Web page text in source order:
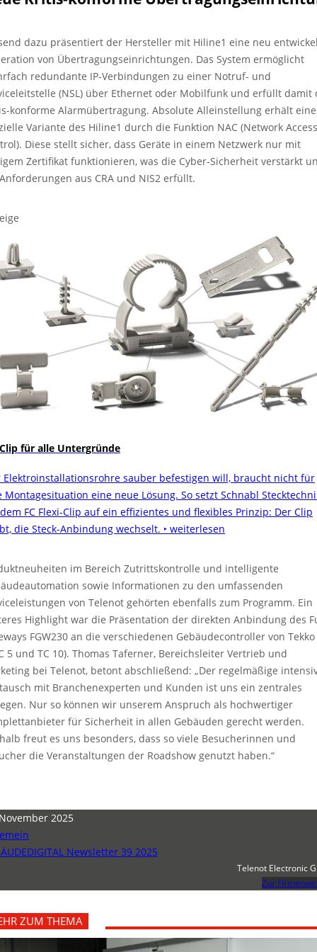
dazu präsentiert der Hersteller mit Hiline1 eine neu
von Übertragungseinrichtungen. Das System ermöglicht
redundante IP-Verbindungen zu einer Notruf- und
(NSL) über Ethernet oder Mobilfunk und erfüllt damit
konforme Alarmübertragung. Absolute Alleinstellung erhält eine
Variante des Hiline1 durch die Funktion NAC (Network Access
Diese stellt sicher, dass Geräte in einem Netzwerk nur mit
Zertifikat funktionieren, was die Cyber-Sicherheit verstärkt
aus CRA und NIS2 erfüllt.
für alle Untergründe
Elektroinstallationsrohre sauber befestigen will, braucht nicht für
Montagesituation eine neue Lösung. So setzt Schnabl
FC Flexi-Clip auf ein effizientes und flexibles Prinzip: Der Clip
die Steck-Anbindung wechselt. ‣ weiterlesen
im Bereich Zutrittskontrolle und intelligente
sowie Informationen zu den umfassenden
von Telenot gehörten ebenfalls zum Programm. Ein
Highlight war die Präsentation der direkten Anbindung des
FGW230 an die verschiedenen Gebäudecontroller von Tekko
5 und TC 10). Thomas Taferner, Bereichsleiter Vertrieb und
bei Telenot, betont abschließend: „Der regelmäßige
mit Branchenexperten und Kunden ist uns ein zentrales
Nur so können wir unserem Anspruch als hochwertiger
für Sicherheit in allen Gebäuden gerecht werden.
freut es uns besonders, dass so viele Besucherinnen und
die Veranstaltungen der Roadshow genutzt haben.“
2025
Newsletter 39 2025
Telenot Electronic
Zur
ZUM THEMA